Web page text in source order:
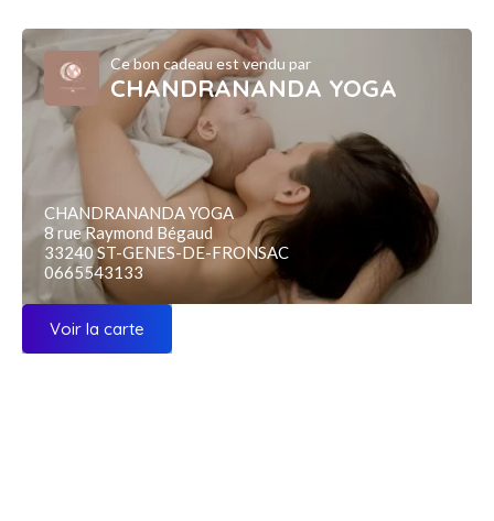
Ce bon cadeau est vendu par
CHANDRANANDA YOGA
CHANDRANANDA YOGA
8 rue Raymond Bégaud
33240 ST-GENES-DE-FRONSAC
0665543133
Voir la carte